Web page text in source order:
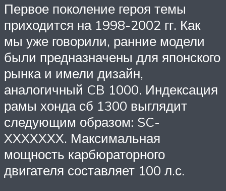
Первое поколение героя темы
приходится на 1998-2002 гг. Как
мы уже говорили, ранние модели
были предназначены для японского
рынка и имели дизайн,
аналогичный CB 1000. Индексация
рамы хонда сб 1300 выглядит
следующим образом: SC-
XXXXXXX. Максимальная
мощность карбюраторного
двигателя составляет 100 л.с.